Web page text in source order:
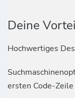
Deine
Hochwertiges
ersten Code-